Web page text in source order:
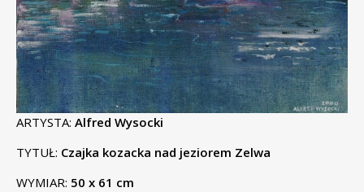
ARTYSTA: Alfred Wysocki
TYTUŁ: Czajka kozacka nad jeziorem Zelwa
WYMIAR: 50 x 61 cm